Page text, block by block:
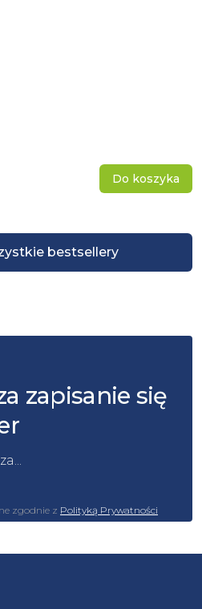
bestsellery
Do koszyka
zapisanie się
zgodnie z Polityką Prywatności